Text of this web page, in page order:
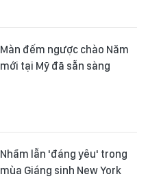
Màn đếm ngược chào Năm
mới tại Mỹ đã sẵn sàng
Nhầm lẫn 'đáng yêu' trong
mùa Giáng sinh New York